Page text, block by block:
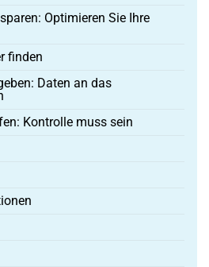
Optimieren Sie Ihre
finden
Daten an das
Kontrolle muss sein